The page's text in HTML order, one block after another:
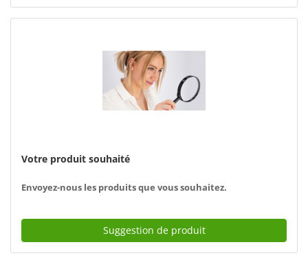
Votre produit souhaité
Envoyez-nous les produits que vous souhaitez.
Suggestion de produit